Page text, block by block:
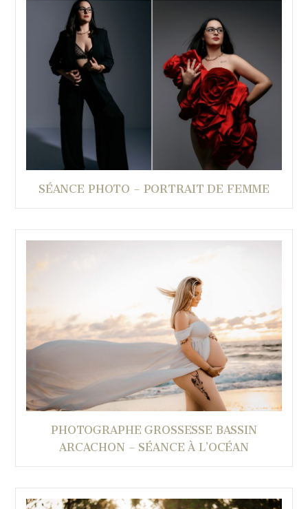
SÉANCE PHOTO – PORTRAIT DE FEMME
PHOTOGRAPHE GROSSESSE BASSIN
ARCACHON – SÉANCE À L’OCÉAN